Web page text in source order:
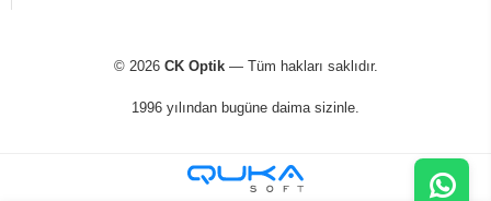
© 2026 CK Optik— Tüm hakları saklıdır.
1996 yılından bugüne daima sizinle.